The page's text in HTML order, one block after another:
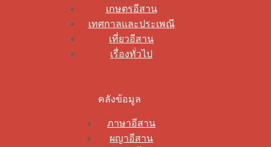
เกษตรอีสาน
เทศกาลและประเพณี
เที่ยวอีสาน
เรื่องทั่วไป
คลังข้อมูล
ภาษาอีสาน
ผญาอีสาน